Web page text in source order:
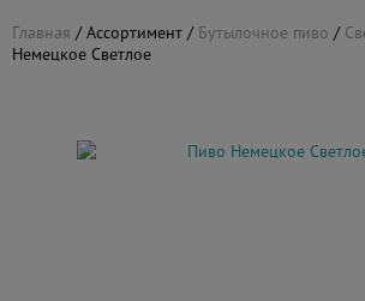
Главная / Ассортимент / Бутылочное пиво /
Немецкое Светлое